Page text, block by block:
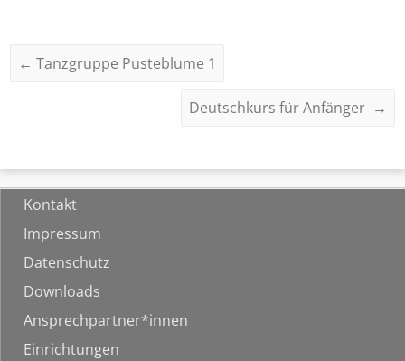
← Tanzgruppe Pusteblume 1
Deutschkurs für Anfänger →
Kontakt
Impressum
Datenschutz
Downloads
Ansprechpartner*innen
Einrichtungen